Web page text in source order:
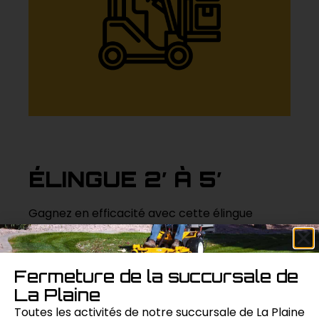
ÉLINGUE 2′ À 5′
Gagnez en efficacité avec cette élingue
ajustable de 2 à 5 pieds, offrant une solution
polyvalente pour le levage de charges de
industriels et commerciaux.
Fermeture de la succursale de
La Plaine
Toutes les activités de notre succursale de La Plaine